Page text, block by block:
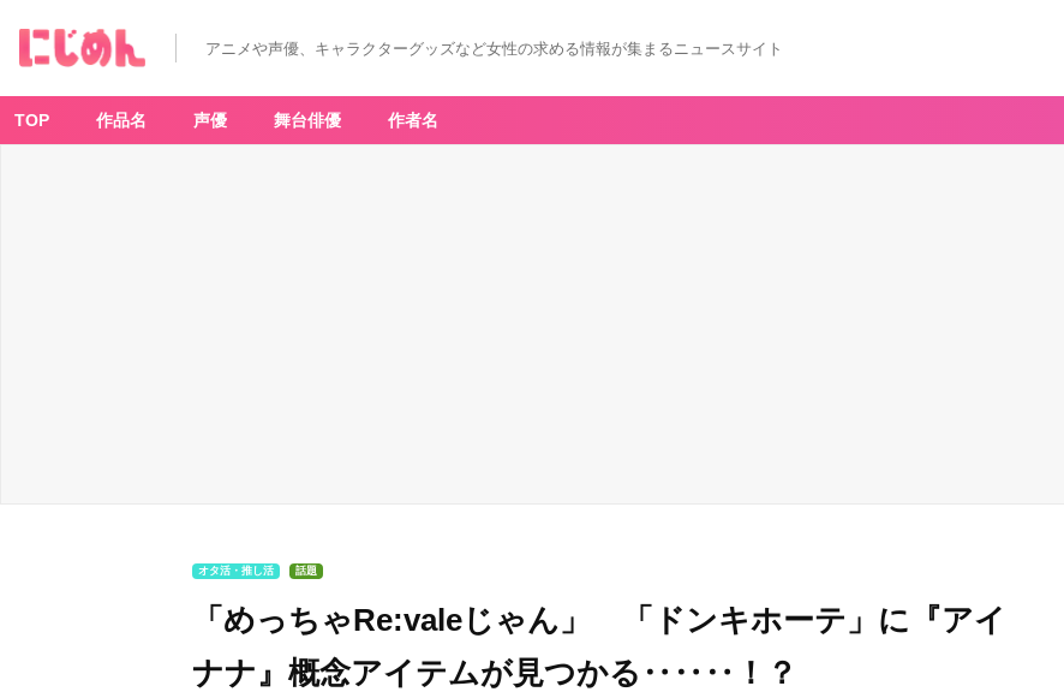
アニメや声優、キャラクターグッズなど女性の求める情報が集まるニュースサイト
TOP 作品名 声優 舞台俳優 作者名
オタ活・推し活 話題
「めっちゃRe:valeじゃん」 「ドンキホーテ」に『アイ
ナナ』概念アイテムが見つかる‥‥‥！？